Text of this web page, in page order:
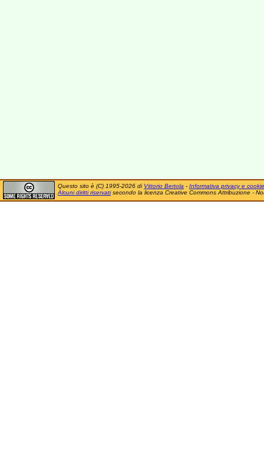
Questo sito è (C) 1995-2026 di Vittorio Bertola - Informativa privacy e cookie
Alcuni diritti riservatisecondo la licenza Creative Commons Attribuzione -